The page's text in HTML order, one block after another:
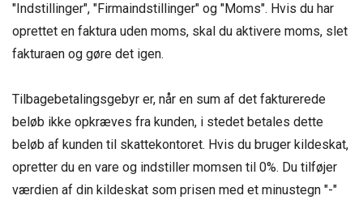
"Indstillinger", "Firmaindstillinger" og "Moms". Hvis du har
oprettet en faktura uden moms, skal du aktivere moms, slet
fakturaen og gøre det igen.
Tilbagebetalingsgebyr er, når en sum af det fakturerede
beløb ikke opkræves fra kunden, i stedet betales dette
beløb af kunden til skattekontoret. Hvis du bruger kildeskat,
opretter du en vare og indstiller momsen til 0%. Du tilføjer
værdien af din kildeskat som prisen med et minustegn "-"